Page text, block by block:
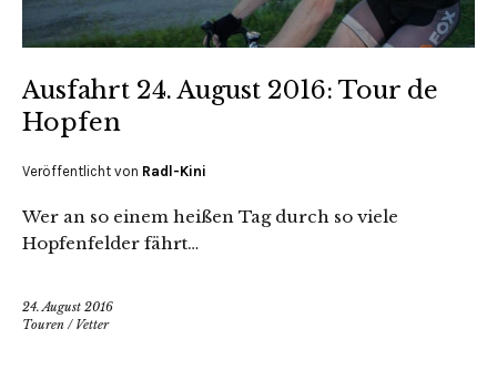
Ausfahrt 24. August 2016: Tour de
Hopfen
Veröffentlicht von Radl-Kini
Wer an so einem heißen Tag durch so viele
Hopfenfelder fährt…
24. August 2016
Touren / Vetter